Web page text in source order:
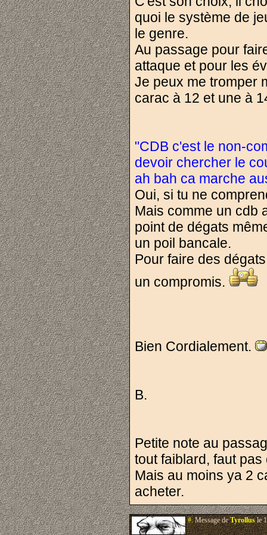
quoi le système de
le genre.
Au passage pour
attaque et pour les
Je peux me tromper
carac à 12 et une à
"CDB c'est le non-
devoir chercher le
ah bah ca marche
Oui, si tu ne
Mais comme un cdb
point de dégats
un poil bancale.
Pour faire des
un compromis.
Bien Cordialement.
B.
Petite note au
tout faiblard, faut
Mais au moins ya 2
acheter.
#.Message deTyrollusle